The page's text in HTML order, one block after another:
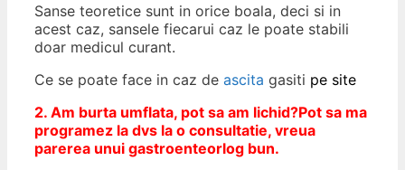
Sanse teoretice sunt in orice boala, deci si in
acest caz, sansele fiecarui caz le poate stabili
doar medicul curant.
Ce se poate face in caz de ascita gasiti pe site
2. Am burta umflata, pot sa am lichid?Pot sa ma
programez la dvs la o consultatie, vreua
parerea unui gastroenteorlog bun.